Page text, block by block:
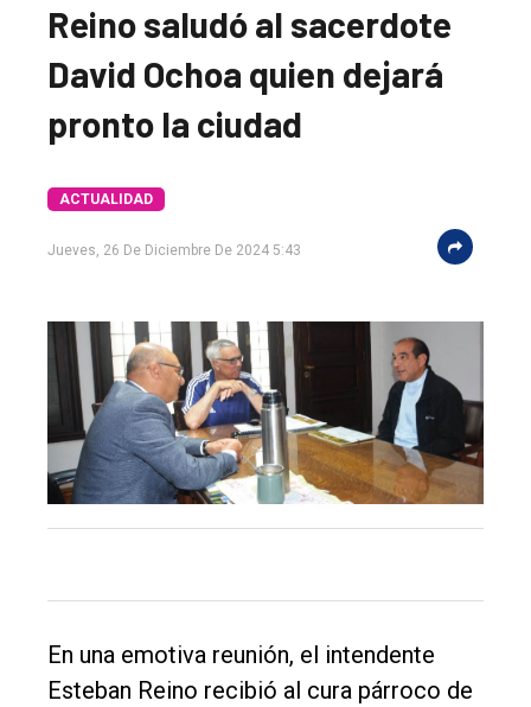
El
único
Balcarce
Inicio
Tendencia
Política
Cultura
Entrevistas
Reino saludó al sacerdote
David Ochoa quien dejará
pronto la ciudad
ACTUALIDAD
Jueves, 26 De Diciembre De 2024 5:43
En una emotiva reunión, el intendente
Esteban Reino recibió al cura párroco de